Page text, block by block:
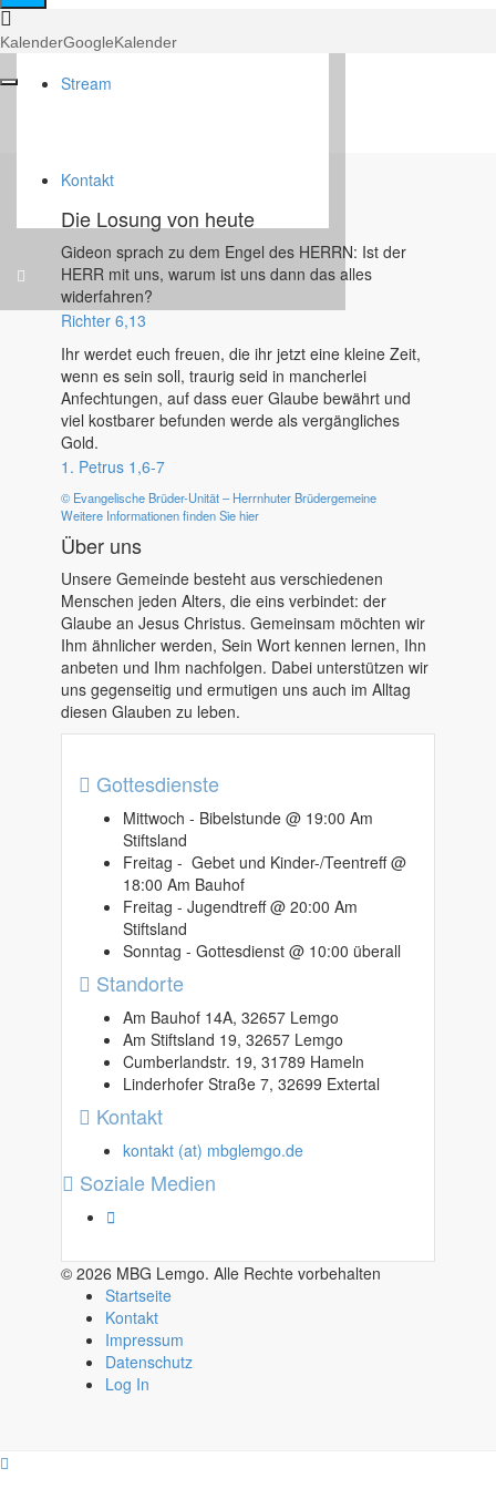
Stream
Kontakt
[]
Gebetsstunde
(ABH)
|
regulär
KalenderGoogleKalender
Die Losung von heute
Gideon sprach zu dem Engel des HERRN: Ist der
HERR mit uns, warum ist uns dann das alles
widerfahren?
Richter 6,13
Ihr werdet euch freuen, die ihr jetzt eine kleine Zeit,
wenn es sein soll, traurig seid in mancherlei
Anfechtungen, auf dass euer Glaube bewährt und
viel kostbarer befunden werde als vergängliches
Gold.
1. Petrus 1,6-7
© Evangelische Brüder-Unität – Herrnhuter Brüdergemeine
Weitere Informationen finden Sie hier
Über uns
Unsere Gemeinde besteht aus verschiedenen
Menschen jeden Alters, die eins verbindet: der
Glaube an Jesus Christus. Gemeinsam möchten wir
Ihm ähnlicher werden, Sein Wort kennen lernen, Ihn
anbeten und Ihm nachfolgen. Dabei unterstützen wir
uns gegenseitig und ermutigen uns auch im Alltag
diesen Glauben zu leben.
Gottesdienste
Mittwoch - Bibelstunde @ 19:00 Am
Stiftsland
Freitag - Gebet und Kinder-/Teentreff @
18:00 Am Bauhof
Freitag - Jugendtreff @ 20:00 Am
Stiftsland
Sonntag - Gottesdienst @ 10:00 überall
Standorte
Am Bauhof 14A, 32657 Lemgo
Am Stiftsland 19, 32657 Lemgo
Cumberlandstr. 19, 31789 Hameln
Linderhofer Straße 7, 32699 Extertal
Kontakt
kontakt (at) mbglemgo.de
Soziale Medien
© 2026 MBG Lemgo. Alle Rechte vorbehalten
Startseite
Kontakt
Impressum
Datenschutz
Log In